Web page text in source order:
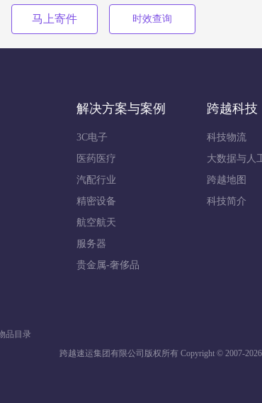
马上寄件 时效查询
解决方案与案例
3C电子
医药医疗
汽配行业
精密设备
航空航天
服务器
贵金属-奢侈品
跨越科技
科技物流
大数据与人
跨越地图
科技简介
品目录
跨越速运集团有限公司版权所有 Copyright © 2007-